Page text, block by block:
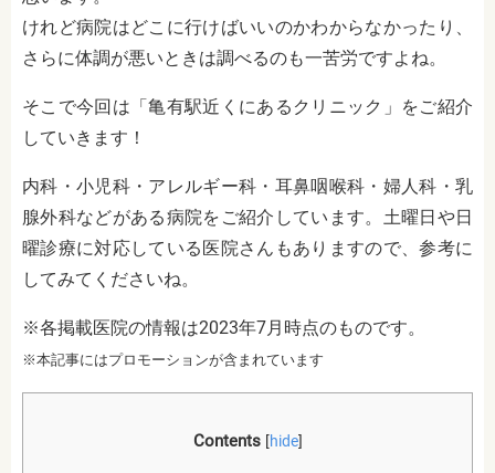
けれど病院はどこに行けばいいのかわからなかったり、
さらに体調が悪いときは調べるのも一苦労ですよね。
そこで今回は「亀有駅近くにあるクリニック」をご紹介
していきます！
内科・小児科・アレルギー科・耳鼻咽喉科・婦人科・乳
腺外科などがある病院をご紹介しています。土曜日や日
曜診療に対応している医院さんもありますので、参考に
してみてくださいね。
※各掲載医院の情報は2023年7月時点のものです。
※本記事にはプロモーションが含まれています
Contents [hide]